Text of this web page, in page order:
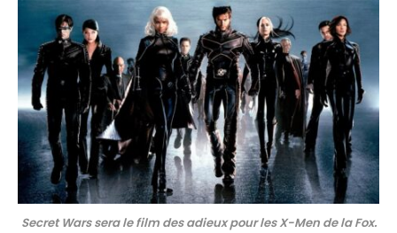
Secret Wars sera le film des adieux pour les X-Men de la Fox.